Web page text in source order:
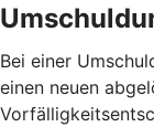
Bei einer
einen neuen